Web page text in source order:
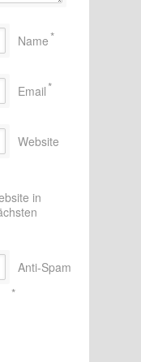
Name*
Email*
Website
in
Anti-Spam
*